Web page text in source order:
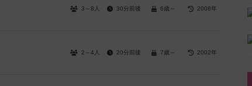
3～8人 30分前後 6歳～ 2008年
2～4人 20分前後 7歳～ 2002年